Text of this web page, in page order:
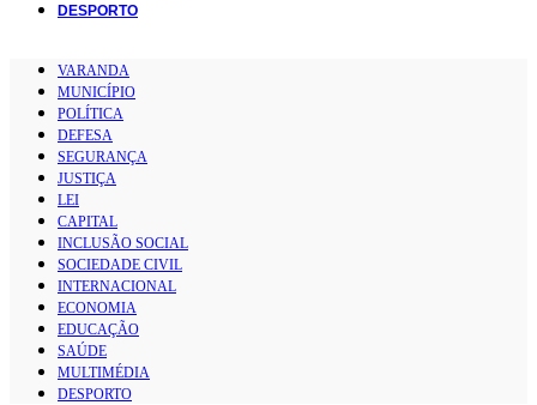
DESPORTO
VARANDA
MUNICÍPIO
POLÍTICA
DEFESA
SEGURANÇA
JUSTIÇA
LEI
CAPITAL
INCLUSÃO SOCIAL
SOCIEDADE CIVIL
INTERNACIONAL
ECONOMIA
EDUCAÇÃO
SAÚDE
MULTIMÉDIA
DESPORTO